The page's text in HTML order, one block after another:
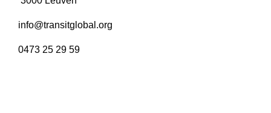
info@transitglobal.org
0473 25 29 59